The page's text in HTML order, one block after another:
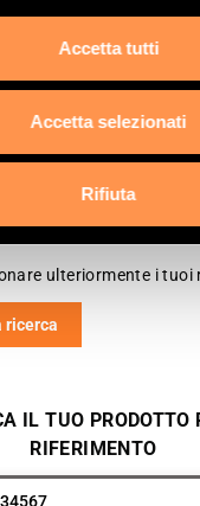
Accetta tutti
Accetta selezionati
Rifiuta
ulteriormente i tuoi
ricerca
IL TUO PRODOTTO
RIFERIMENTO